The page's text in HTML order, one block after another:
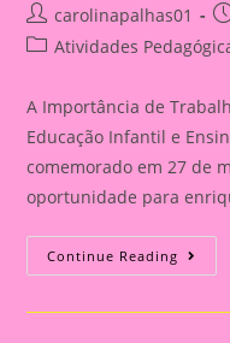
Post
author:
carolinapalhas01
PostAtividades
A Importância de
Educação Infantil e
comemorado em 27 de
oportunidade para
Continue Reading
Dia